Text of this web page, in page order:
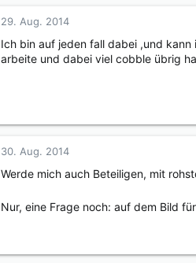
29. Aug. 2014
Ich bin auf jeden fall dabei ,und
arbeite und dabei viel cobble übrig
30. Aug. 2014
Werde mich auch Beteiligen, mit
Nur, eine Frage noch: auf dem Bild